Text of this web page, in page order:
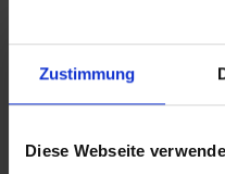
Zustimmung
Diese Webseite
Verbot von
1526